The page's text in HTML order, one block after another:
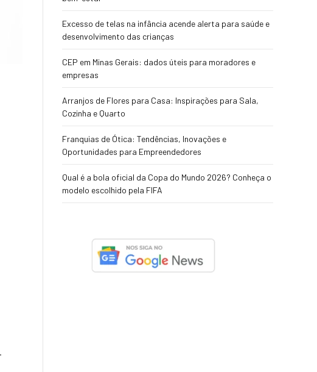
Excesso de telas na infância acende alerta para saúde e
desenvolvimento das crianças
CEP em Minas Gerais: dados úteis para moradores e
empresas
Arranjos de Flores para Casa: Inspirações para Sala,
Cozinha e Quarto
Franquias de Ótica: Tendências, Inovações e
Oportunidades para Empreendedores
Qual é a bola oficial da Copa do Mundo 2026? Conheça o
modelo escolhido pela FIFA